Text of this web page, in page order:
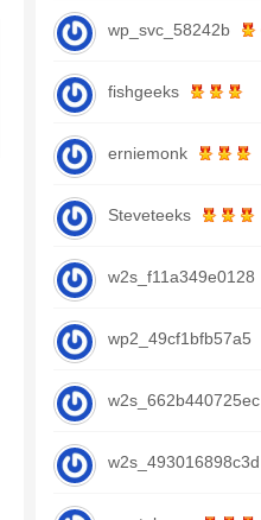
wp_svc_58242b
fishgeeks
erniemonk
Steveteeks
w2s_f11a349e0128
wp2_49cf1bfb57a5
w2s_662b440725ec
w2s_493016898c3d